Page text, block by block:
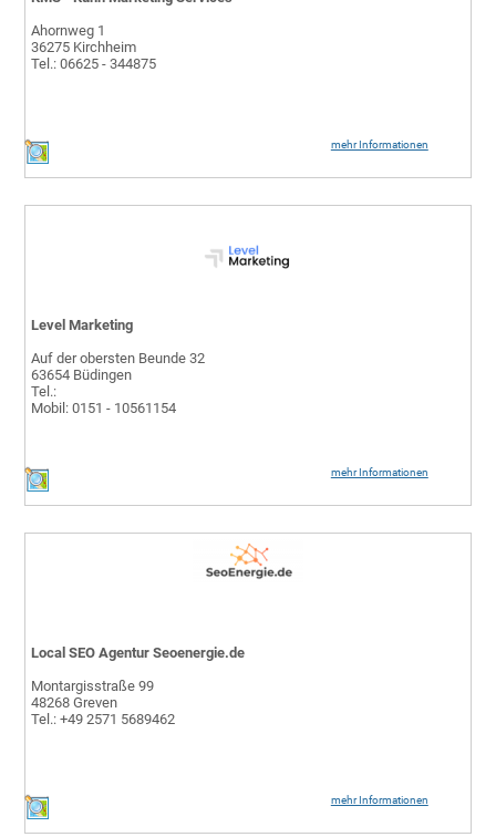
mehr Informationen
Ahornweg 1
36275 Kirchheim
Tel.: 06625 - 344875
mehr Informationen
Level Marketing
Auf der obersten Beunde 32
63654 Büdingen
Tel.:
Mobil: 0151 - 10561154
mehr Informationen
Local SEO Agentur Seoenergie.de
Montargisstraße 99
48268 Greven
Tel.: +49 2571 5689462